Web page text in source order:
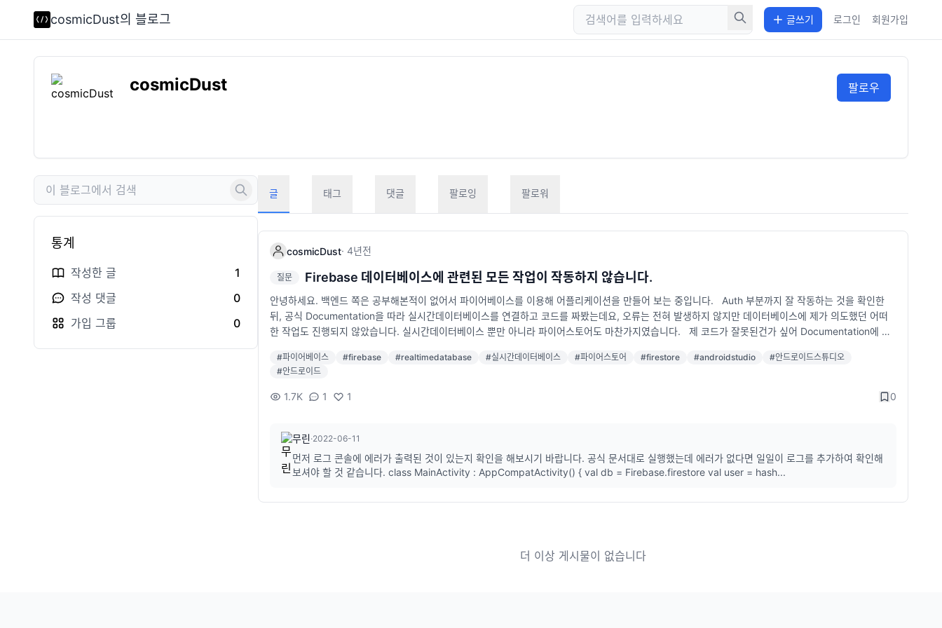
cosmicDust의 블로그 글쓰기 로그인 회원가입
cosmicDust 팔로우
통계
작성한 글
1
작성 댓글
0
가입 그룹 0
글 태그 댓글 팔로잉 팔로워
cosmicDust· 4년전
질문 Firebase 데이터베이스에 관련된 모든 작업이 작동하지 않습니다.
안녕하세요. 백엔드 쪽은 공부해본적이 없어서 파이어베이스를 이용해 어플리케이션을 만들어 보는 중입니다. Auth 부분까지 잘 작동하는 것을 확인한
뒤, 공식 Documentation을 따라 실시간데이터베이스를 연결하고 코드를 짜봤는데요, 오류는 전혀 발생하지 않지만 데이터베이스에 제가 의도했던 어떠
한 작업도 진행되지 않았습니다. 실시간데이터베이스 뿐만 아니라 파이어스토어도 마찬가지였습니다. 제 코드가 잘못된건가 싶어 Documentation에 있
ocumentation에 있는 코드를 그대로 가져와 작성했던 코드입니다. class MainActivity : AppCompatActivity() { //파이어베이스 파이어스토어 초기화
val db = Firebase.firestore val user = hashMapOf( "first" to "Ada", "last" to "Lovelace", "born" to 1815 ) override fun onCreate(savedInsta
nceState: Bundle?) { super.onCreate(savedInstanceState) setContentView(R.layout.activity_main) db.collection("users") .add(user) .add
#파이어베이스 #firebase #realtimedatabase #실시간데이터베이스 #파이어스토어 #firestore #androidstudio #안드로이드스튜디오
#안드로이드
1.7K 1 1 0
무린 ·2022-06-11
먼저 로그 콘솔에 에러가 출력된 것이 있는지 확인을 해보시기 바랍니다. 공식 문서대로 실행했는데 에러가 없다면 일일이 로그를 추가하여 확인해
보셔야 할 것 같습니다. class MainActivity : AppCompatActivity() { val db = Firebase.firestore val user = hash...
더 이상 게시물이 없습니다